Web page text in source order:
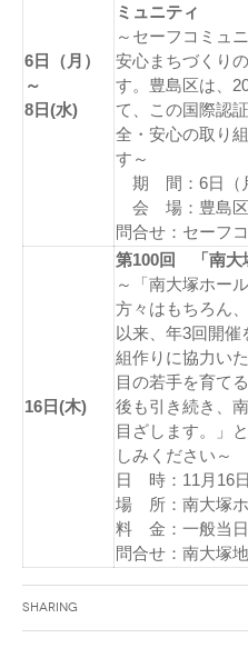
6日（月）
～
8日(水)
ミュニティ
～セーフコミュ
安心まちづくり
す。豊島区は、
て、この国際認
全・安心の取り
す～
期 間：6日（
会 場：豊島区
問合せ：セーフ
16日(木)
第100回 「南大
～「南大塚ホー
方々はもちろん
以来、年3回開
組作りに協力い
目の若手を育て
後も引き続き、
目ざします。」
しみください～
日 時：11月16
場 所：南大塚ホ
料 金：一般当日
問合せ：南大塚
Sharing